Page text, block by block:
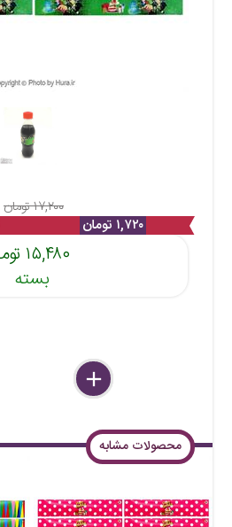
۱۷,۲۰۰ تومان
۱,۷۲۰ تومان
۱۵,۴۸۰ تومان
بسته
delete
remove
add
محصولات مشابه